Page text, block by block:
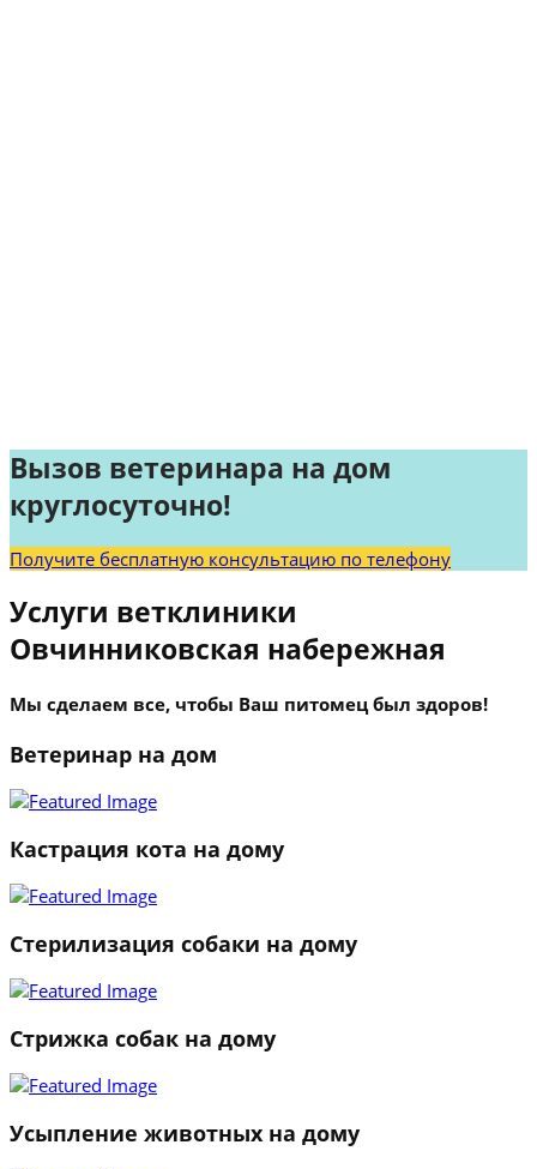
Вызов ветеринара на дом
круглосуточно!
Получите бесплатную консультацию по телефону
Услуги ветклиники
Овчинниковская набережная
Мы сделаем все, чтобы Ваш питомец был здоров!
Ветеринар на дом
Кастрация кота на дому
Стерилизация собаки на дому
Стрижка собак на дому
Усыпление животных на дому